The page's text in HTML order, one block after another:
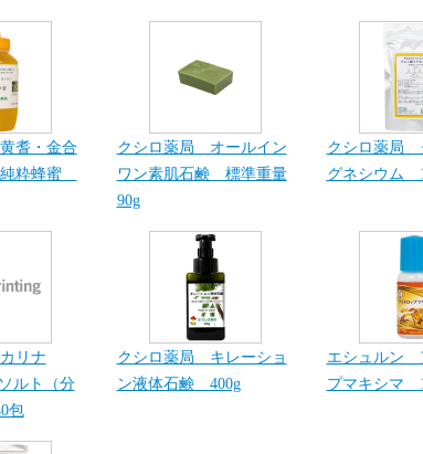
耆・金合
粋蜂蜜
クシロ薬局 オールイン
ワン素肌石鹸 標準重量
90g
クシロ薬局
グネシウム
リナ
ルト（分
包
クシロ薬局 キレーショ
ン液体石鹸 400g
エシュルン
プマキシマ